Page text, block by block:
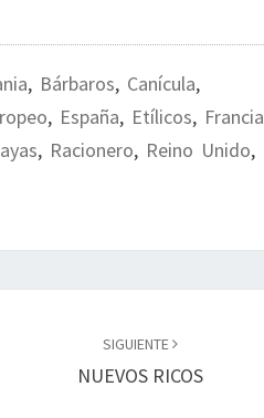
, Bárbaros, Canícula,
, España, Etílicos, Francia
, Racionero, Reino Unido,
SIGUIENTE
NUEVOS RICOS